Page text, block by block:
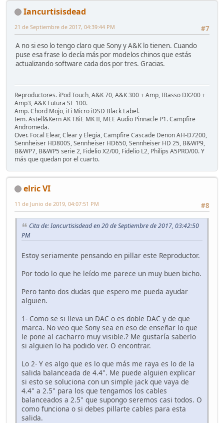
Iancurtisisdead
#7
21 de Septiembre de 2017, 04:39:44 PM
A no si eso lo tengo claro que Sony y A&K lo tienen. Cuando
puse esa frase lo decía más por modelos chinos que estás
actualizando software cada dos por tres. Gracias.
Reproductores. iPod Touch, A&K 70, A&K 300 + Amp, IBasso DX200 +
Amp3, A&K Futura SE 100.
Amp. Chord Mojo, iFi Micro iDSD Black Label.
Iem. Astell&Kern AK T8iE MK II, MEE Audio Pinnacle P1. Campfire
Andromeda.
Over. Focal Elear, Clear y Elegia, Campfire Cascade Denon AH-D7200,
Sennheiser HD800S, Sennheiser HD650, Sennheiser HD 25, B&WP9,
B&WP7, B&WP5 serie 2, Fidelio X2/00, Fidelio L2, Philips A5PRO/00. Y
más que quedan por el cuarto.
elric VI
#8
11 de Junio de 2019, 04:07:51 PM
Cita de: Iancurtisisdead en 20 de Septiembre de 2017, 03:42:50
PM
Estoy seriamente pensando en pillar este Reproductor.
Por todo lo que he leído me parece un muy buen bicho.
Pero tanto dos dudas que espero me pueda ayudar
alguien.
1- Como se si lleva un DAC o es doble DAC y de que
marca. No veo que Sony sea en eso de enseñar lo que
le pone al cacharro muy visible.? Me gustaría saberlo
si alguien lo ha podido ver. O encontrar.
Lo 2- Y es algo que es lo que más me raya es lo de la
salida balanceada de 4.4". Me puede alguien explicar
si esto se soluciona con un simple jack que vaya de
4.4" a 2.5" para los que tengamos los cables
balanceados a 2.5" que supongo seremos casi todos. O
como funciona o si debes pillarte cables para esta
salida.